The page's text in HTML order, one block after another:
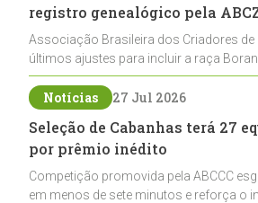
registro genealógico pela
Associação Brasileira dos Criadores de
últimos ajustes para incluir a raça
de registros, abrindo caminho para sua
pecuária nacional
Notícias 27 Jul 2026
Seleção de Cabanhas terá 27
por prêmio inédito
Competição promovida pela ABCCC
em menos de sete minutos e reforça o